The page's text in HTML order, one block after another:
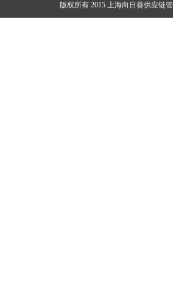
版权所有 2015 上海向日葵供应链